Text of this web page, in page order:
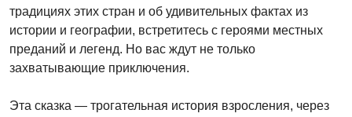
традициях этих стран и об удивительных фактах из
истории и географии, встретитесь с героями местных
преданий и легенд. Но вас ждут не только
захватывающие приключения.
Эта сказка — трогательная история взросления, через